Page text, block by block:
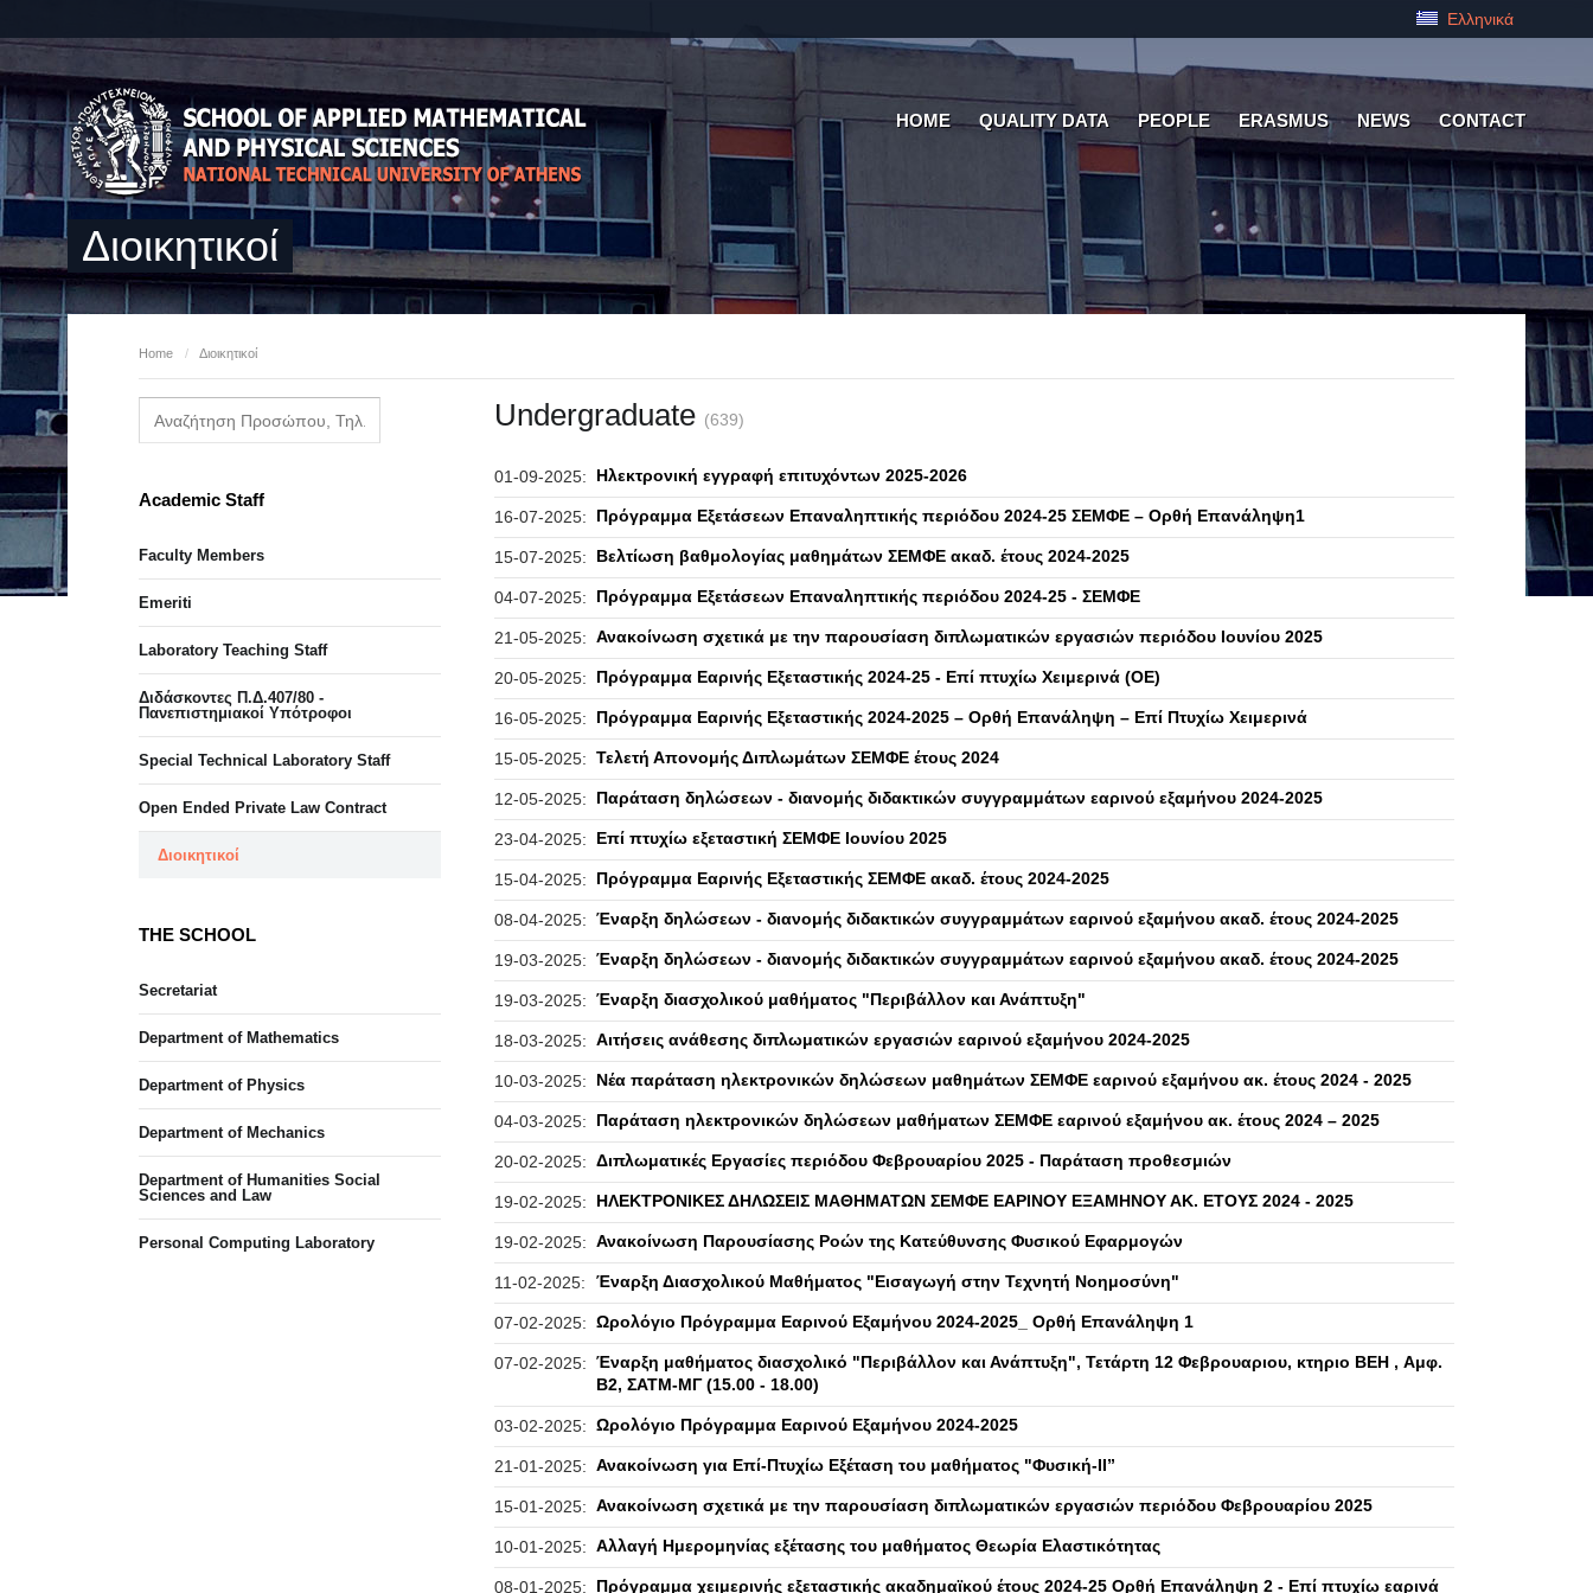
Ελληνικά
HOME QUALITY DATA PEOPLE ERASMUS NEWS CONTACT
Διοικητικοί
Home / Διοικητικοί
Undergraduate (639)
01-09-2025: Ηλεκτρονική εγγραφή επιτυχόντων 2025-2026
16-07-2025: Πρόγραμμα Εξετάσεων Επαναληπτικής περιόδου 2024-25 ΣΕΜΦΕ – Ορθή Επανάληψη1
15-07-2025: Βελτίωση βαθμολογίας μαθημάτων ΣΕΜΦΕ ακαδ. έτους 2024-2025
04-07-2025: Πρόγραμμα Εξετάσεων Επαναληπτικής περιόδου 2024-25 - ΣΕΜΦΕ
21-05-2025: Ανακοίνωση σχετικά με την παρουσίαση διπλωματικών εργασιών περιόδου Ιουνίου 2025
20-05-2025: Πρόγραμμα Εαρινής Εξεταστικής 2024-25 - Επί πτυχίω Χειμερινά (ΟΕ)
16-05-2025: Πρόγραμμα Εαρινής Εξεταστικής 2024-2025 – Ορθή Επανάληψη – Επί Πτυχίω Χειμερινά
15-05-2025: Τελετή Απονομής Διπλωμάτων ΣΕΜΦΕ έτους 2024
12-05-2025: Παράταση δηλώσεων - διανομής διδακτικών συγγραμμάτων εαρινού εξαμήνου 2024-2025
23-04-2025: Επί πτυχίω εξεταστική ΣΕΜΦΕ Ιουνίου 2025
15-04-2025: Πρόγραμμα Εαρινής Εξεταστικής ΣΕΜΦΕ ακαδ. έτους 2024-2025
08-04-2025: Έναρξη δηλώσεων - διανομής διδακτικών συγγραμμάτων εαρινού εξαμήνου ακαδ. έτους 2024-2025
19-03-2025: Έναρξη δηλώσεων - διανομής διδακτικών συγγραμμάτων εαρινού εξαμήνου ακαδ. έτους 2024-2025
19-03-2025: Έναρξη διασχολικού μαθήματος "Περιβάλλον και Ανάπτυξη"
18-03-2025: Αιτήσεις ανάθεσης διπλωματικών εργασιών εαρινού εξαμήνου 2024-2025
10-03-2025: Νέα παράταση ηλεκτρονικών δηλώσεων μαθημάτων ΣΕΜΦΕ εαρινού εξαμήνου ακ. έτους 2024 - 2025
04-03-2025: Παράταση ηλεκτρονικών δηλώσεων μαθήματων ΣΕΜΦΕ εαρινού εξαμήνου ακ. έτους 2024 – 2025
20-02-2025: Διπλωματικές Εργασίες περιόδου Φεβρουαρίου 2025 - Παράταση προθεσμιών
19-02-2025: ΗΛΕΚΤΡΟΝΙΚΕΣ ΔΗΛΩΣΕΙΣ ΜΑΘΗΜΑΤΩΝ ΣΕΜΦΕ ΕΑΡΙΝΟΥ ΕΞΑΜΗΝΟΥ ΑΚ. ΕΤΟΥΣ 2024 - 2025
19-02-2025: Ανακοίνωση Παρουσίασης Ροών της Κατεύθυνσης Φυσικού Εφαρμογών
11-02-2025: Έναρξη Διασχολικού Μαθήματος "Εισαγωγή στην Τεχνητή Νοημοσύνη"
07-02-2025: Ωρολόγιο Πρόγραμμα Εαρινού Εξαμήνου 2024-2025_ Ορθή Επανάληψη 1
07-02-2025: Έναρξη μαθήματος διασχολικό "Περιβάλλον και Ανάπτυξη", Τετάρτη 12 Φεβρουαριου, κτηριο ΒΕΗ , Aμφ.
Β2, ΣΑΤΜ-ΜΓ (15.00 - 18.00)
03-02-2025: Ωρολόγιο Πρόγραμμα Εαρινού Εξαμήνου 2024-2025
21-01-2025: Ανακοίνωση για Επί-Πτυχίω Εξέταση του μαθήματος "Φυσική-ΙΙ”
15-01-2025: Ανακοίνωση σχετικά με την παρουσίαση διπλωματικών εργασιών περιόδου Φεβρουαρίου 2025
10-01-2025: Αλλαγή Ημερομηνίας εξέτασης του μαθήματος Θεωρία Ελαστικότητας
08-01-2025: Πρόγραμμα χειμερινής εξεταστικής ακαδημαϊκού έτους 2024-25 Ορθή Επανάληψη 2 - Επί πτυχίω εαρινά
Academic Staff
Faculty Members
Emeriti
Laboratory Teaching Staff
Διδάσκοντες Π.Δ.407/80 -
Πανεπιστημιακοί Υπότροφοι
Special Technical Laboratory Staff
Open Ended Private Law Contract
Διοικητικοί
THE SCHOOL
Secretariat
Department of Mathematics
Department of Physics
Department of Mechanics
Department of Humanities Social
Sciences and Law
Personal Computing Laboratory